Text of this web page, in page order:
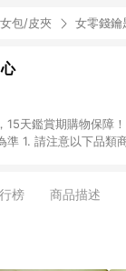
女包/皮夾 女零錢鑰
15天鑑賞期購物保障
回饋：
拍立得 [2024/6/1起適
回饋者 - 購物中心商
榜 商品描述